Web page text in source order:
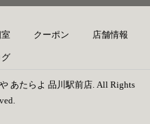
クーポン 店舗情報
あたらよ 品川駅前店. All Rights